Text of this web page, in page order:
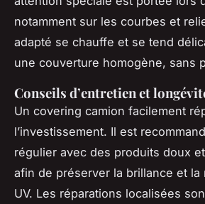
notamment sur les courbes et
adapté se chauffe et se tend
une couverture homogène, sans
Conseils d’entretien et
Un covering camion facilement
l’investissement. Il est
régulier avec des produits doux
afin de préserver la brillance et la
UV. Les réparations localisées